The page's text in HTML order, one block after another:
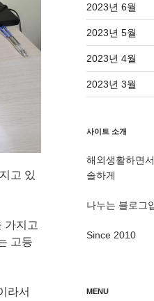
고 있
가지고
고등
라서
2023년 6월
2023년 5월
2023년 4월
2023년 3월
사이트 소개
해외생활하면
솔하게
나누는 블로그
Since 2010
MENU